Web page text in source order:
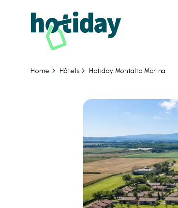
Home Hôtels Hotiday Montalto Marina